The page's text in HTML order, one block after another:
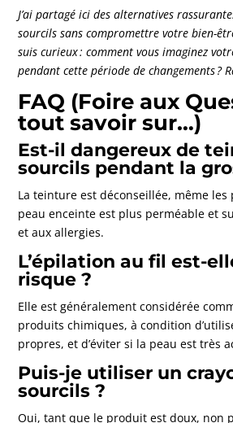
J’ai partagé ici des alternatives
sourcils sans compromettre votre bien-
suis curieux : comment vous imaginez
pendant cette période de changements ?
FAQ (Foire aux
tout savoir sur…)
Est-il dangereux de
sourcils pendant la
La teinture est déconseillée, même
peau enceinte est plus perméable et
et aux allergies.
L’épilation au fil est-
risque ?
Elle est généralement considérée
produits chimiques, à condition
propres, et d’éviter si la peau est très
Puis-je utiliser un
sourcils ?
Oui, tant que le produit est doux, non